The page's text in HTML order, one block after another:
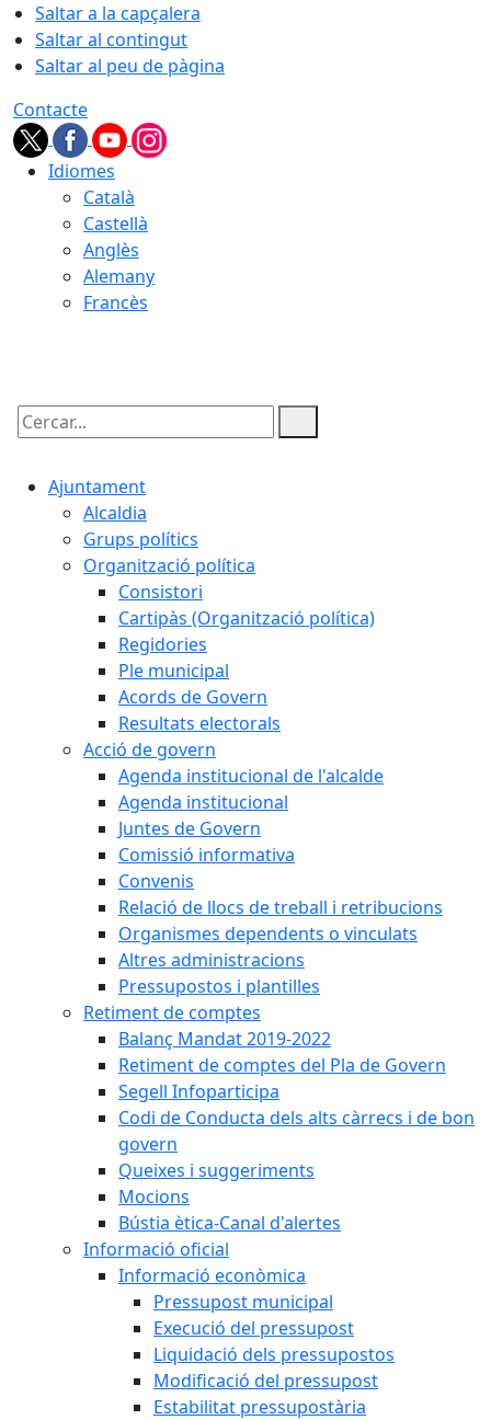
Saltar a la capçalera
Saltar al contingut
Saltar al peu de pàgina
Contacte
Idiomes
Català
Castellà
Anglès
Alemany
Francès
Cercar:
Ajuntament
Alcaldia
Grups polítics
Organització política
Consistori
Cartipàs (Organització política)
Regidories
Ple municipal
Acords de Govern
Resultats electorals
Acció de govern
Agenda institucional de l'alcalde
Agenda institucional
Juntes de Govern
Comissió informativa
Convenis
Relació de llocs de treball i retribucions
Organismes dependents o vinculats
Altres administracions
Pressupostos i plantilles
Retiment de comptes
Balanç Mandat 2019-2022
Retiment de comptes del Pla de Govern
Segell Infoparticipa
Codi de Conducta dels alts càrrecs i de bon
govern
Queixes i suggeriments
Mocions
Bústia ètica-Canal d'alertes
Informació oficial
Informació econòmica
Pressupost municipal
Execució del pressupost
Liquidació dels pressupostos
Modificació del pressupost
Estabilitat pressupostària